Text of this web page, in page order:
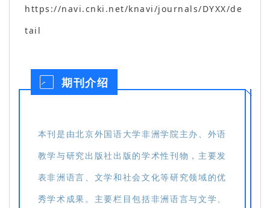
https://navi.cnki.net/knavi/journals/DYXX/de
tail
期刊介绍
本刊是由北京外国语大学非洲学院主办、外语
教学与研究出版社出版的学术性刊物，主要发
表非洲语言、文学和社会文化等研究领域的优
秀学术成果。主要栏目包括非洲语言与文学、